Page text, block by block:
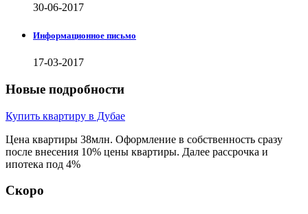
30-06-2017
Информационное письмо
17-03-2017
Новые подробности
Купить квартиру в Дубае
Цена квартиры 38млн. Оформление в собственность сразу
после внесения 10% цены квартиры. Далее рассрочка и
ипотека под 4%
Скоро